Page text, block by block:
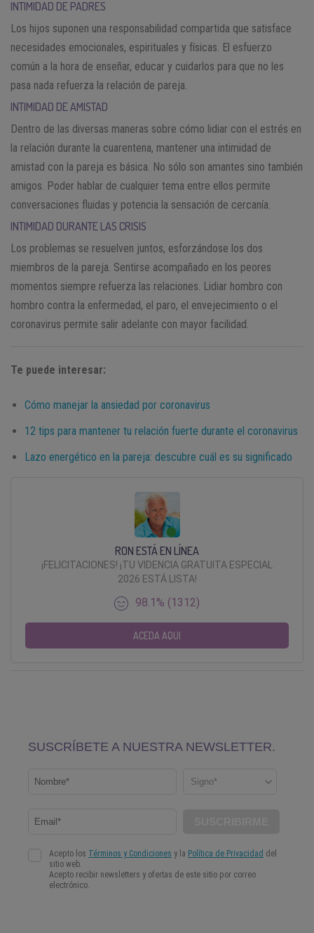
INTIMIDAD DE PADRES
Los hijos suponen una responsabilidad compartida que satisface
necesidades emocionales, espirituales y físicas. El esfuerzo
común a la hora de enseñar, educar y cuidarlos para que no les
pasa nada refuerza la relación de pareja.
INTIMIDAD DE AMISTAD
Dentro de las diversas maneras sobre cómo lidiar con el estrés en
la relación durante la cuarentena, mantener una intimidad de
amistad con la pareja es básica. No sólo son amantes sino también
amigos. Poder hablar de cualquier tema entre ellos permite
conversaciones fluidas y potencia la sensación de cercanía.
INTIMIDAD DURANTE LAS CRISIS
Los problemas se resuelven juntos, esforzándose los dos
miembros de la pareja. Sentirse acompañado en los peores
momentos siempre refuerza las relaciones. Lidiar hombro con
hombro contra la enfermedad, el paro, el envejecimiento o el
coronavirus permite salir adelante con mayor facilidad.
Te puede interesar:
Cómo manejar la ansiedad por coronavirus
12 tips para mantener tu relación fuerte durante el coronavirus
Lazo energético en la pareja: descubre cuál es su significado
RON ESTÁ EN LÍNEA
¡FELICITACIONES! ¡TU VIDENCIA GRATUITA ESPECIAL
2026 ESTÁ LISTA!
98.1% (1312)
ACEDA AQUI